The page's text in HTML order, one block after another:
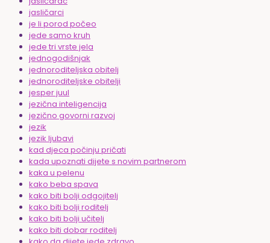
jasličarci
je li porod počeo
jede samo kruh
jede tri vrste jela
jednogodišnjak
jednoroditeljska obitelj
jednoroditeljske obitelji
jesper juul
jezična inteligencija
jezično govorni razvoj
jezik
jezik ljubavi
kad djeca počinju pričati
kada upoznati dijete s novim partnerom
kaka u pelenu
kako beba spava
kako biti bolji odgojitelj
kako biti bolji roditelj
kako biti bolji učitelj
kako biti dobar roditelj